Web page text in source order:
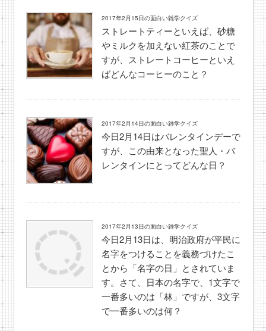
2017年2月15日の面白い雑学クイズ
ストレートティーといえば、砂糖
やミルクを加えない紅茶のことで
すが、ストレートコーヒーといえ
ばどんなコーヒーのこと？
2017年2月14日の面白い雑学クイズ
今日2月14日はバレンタインデーで
すが、この由来となった聖人・バ
レンタインにとってどんな日？
2017年2月13日の面白い雑学クイズ
今日2月13日は、明治政府が平民に
名字をつけることを義務づけたこ
とから「名字の日」とされていま
す。さて、日本の名字で、1文字で
一番多いのは「林」ですが、3文字
で一番多いのは何？